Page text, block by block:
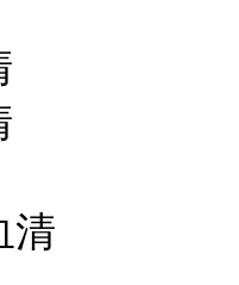
清